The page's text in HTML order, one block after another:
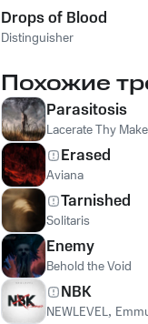
Drops of Blood
Distinguisher
Похожие
Parasitosis
Lacerate Thy
Erased
Aviana
Tarnished
Solitaris
Enemy
Behold the Void
NBK
NEWLEVEL,